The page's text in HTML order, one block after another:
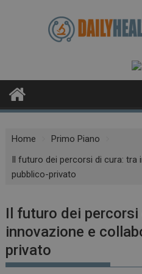
Home
Primo Piano
Il futuro dei percorsi di cura: tra
pubblico-privato
Il futuro dei percorsi
innovazione e
privato